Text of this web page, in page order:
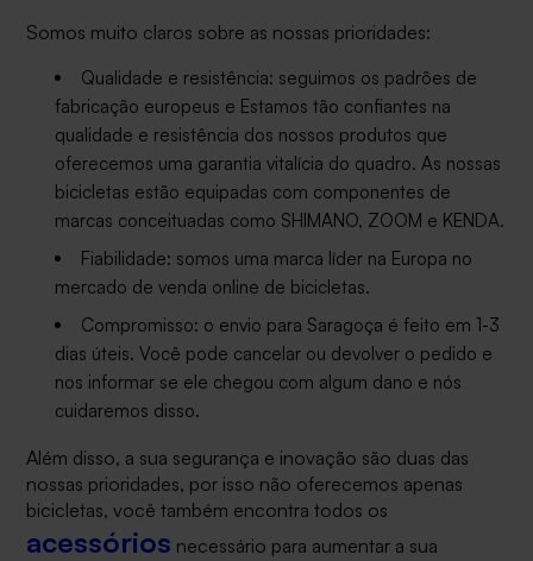
Somos muito claros sobre as nossas prioridades:
Qualidade e resistência: seguimos os padrões de
fabricação europeus e Estamos tão confiantes na
qualidade e resistência dos nossos produtos que
oferecemos uma garantia vitalícia do quadro.As nossas
bicicletas estão equipadas com componentes de
marcas conceituadas como SHIMANO, ZOOM e KENDA.
Fiabilidade: somos uma marca líder na Europa no
mercado de venda online de bicicletas.
Compromisso: o envio para Saragoça é feito em 1-3
dias úteis. Você pode cancelar ou devolver o pedido e
nos informar se ele chegou com algum dano e nós
cuidaremos disso.
Além disso, a sua segurança e inovação são duas das
nossas prioridades, por isso não oferecemos apenas
bicicletas, você também encontra todos os
acessórios necessário para aumentar a sua